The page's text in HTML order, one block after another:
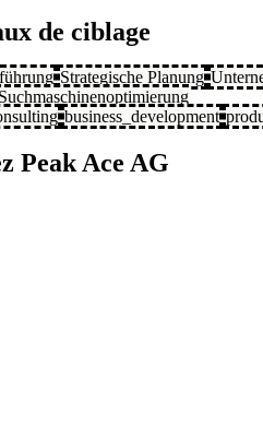
de ciblage
Strategische Planung
Suchmaschinenoptimierung
business_development
Peak Ace AG